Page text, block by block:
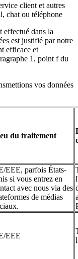
client et autres
chat ou téléphone
effectué dans la
est justifié par notre
efficace et
1, point f du
vos données
du traitement
EEE, parfois États-
si vous entrez en
avec nous via des
de médias
EEE